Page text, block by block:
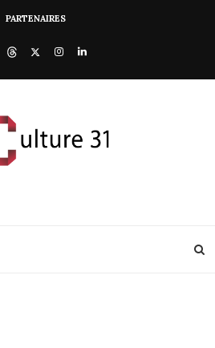
PARTENAIRES